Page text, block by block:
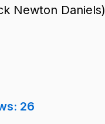
Newton Daniels)
26